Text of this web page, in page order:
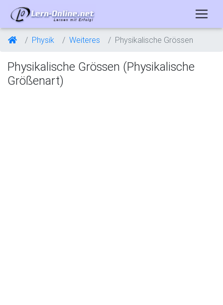
Physik Weiteres Physikalische Grössen
Physikalische Grössen (Physikalische
Größenart)